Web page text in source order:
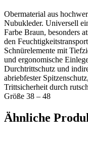
Obermaterial aus
Nubukleder. Universell
Farbe Braun, besonders
den
Schnürelemente mit
und ergonomische
Durchtrittschutz und
abriebfester
Trittsicherheit durch
Größe 38 – 48
Ähnliche